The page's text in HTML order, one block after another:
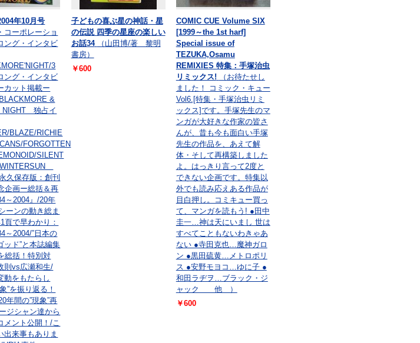
年10月号
コーポレーショ
グ・インタビ
3
ング・インタビ
カット掲載ー
&
NIGHT 独占イ
BLAZE/RICHIE
FORGOTTEN
SILENT
久保存版：創刊
企画ー総括＆再
～2004』/20年
ーンの動き総ま
頁で早わかり：
～2004/”日本の
ッド”と本誌編集
総括！特別対
則vs広瀬和生/
動をもたらし
”を振り返る！
年間の”現象”再
ジシャン達から
メント公開！/こ
出来事もありま
子どもの喜ぶ星の神話・星
の伝説 四季の星座の楽しい
お話34
（山田博/著 黎明
書房）
￥600
COMIC CUE Volume SIX
[1999～the 1st harf]
Special issue of
TEZUKA,Osamu
REMIXIES 特集：手塚治虫
リミックス!
（お待たせし
ました！ コミック・キュー
Vol6.[特集・手塚治虫リミ
ックス]です。手塚先生のマ
ンガが大好きな作家の皆さ
んが、昔も今も面白い手塚
先生の作品を、あえて解
体・そして再構築しました
よ。はっきり言って2度と
できない企画です。特集以
外でも読み応えある作品が
目白押し。コミキュー買っ
て、マンガを読もう! ●田中
圭一…神は天にいまし 世は
すべてこともないわきゃあ
ない ●寺田克也…魔神ガロ
ン ●黒田硫黄…メトロポリ
ス ●安野モヨコ…ゆに子 ●
和田ラヂヲ…ブラック・ジ
ャック 他 ）
￥600